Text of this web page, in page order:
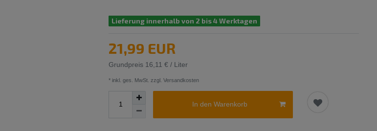
Lieferung innerhalb von 2 bis 4 Werktagen
21,99 EUR
Grundpreis 16,11 € / Liter
* inkl. ges. MwSt. zzgl. Versandkosten
In den Warenkorb